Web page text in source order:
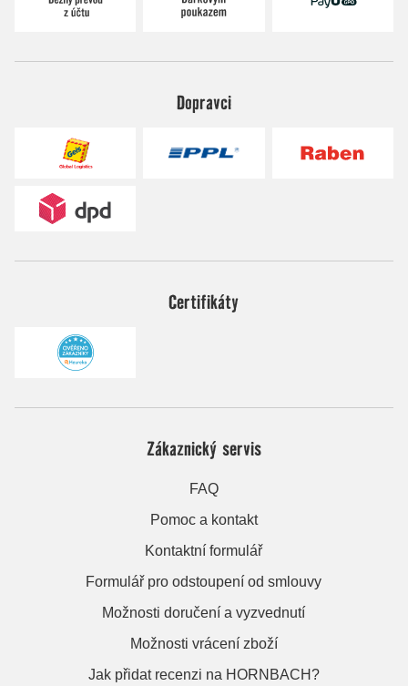
Dopravci
Certifikáty
Zákaznický servis
FAQ
Pomoc a kontakt
Kontaktní formulář
Formulář pro odstoupení od smlouvy
Možnosti doručení a vyzvednutí
Možnosti vrácení zboží
Jak přidat recenzi na HORNBACH?